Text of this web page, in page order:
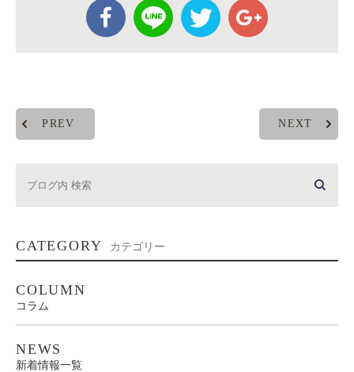
PREV NEXT
CATEGORY カテゴリー
COLUMN
コラム
NEWS
新着情報一覧